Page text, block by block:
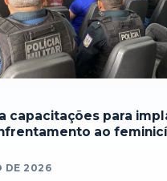
capacitações para
ao
DE 2026